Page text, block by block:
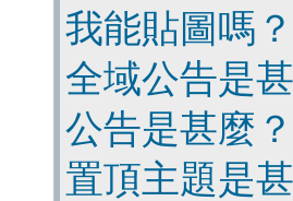
我能貼圖嗎？
全域公告是
公告是甚麼？
置頂主題是